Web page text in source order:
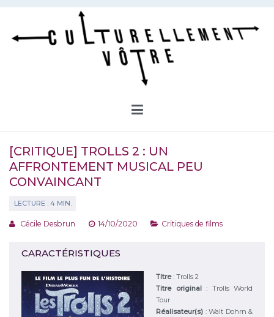
Aller
contenu
[CRITIQUE] TROLLS 2 : UN
AFFRONTEMENT MUSICAL PEU
CONVAINCANT
Cécile Desbrun 14/10/2020 Critiques de films
CARACTÉRISTIQUES
Titre: Trolls 2
Titre original : Trolls World
Tour
Réalisateur(s) : Walt Dohrn &